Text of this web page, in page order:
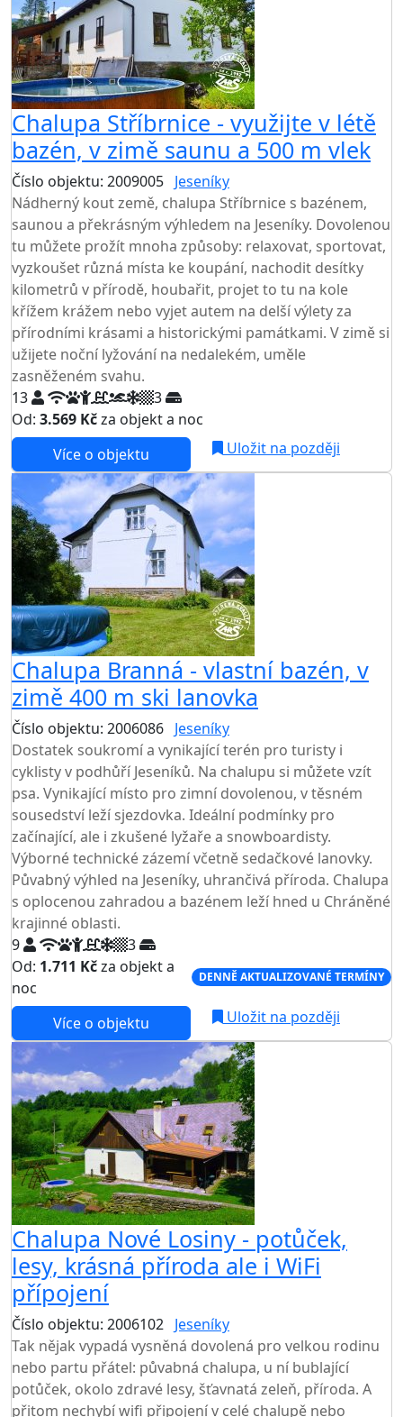
Chalupa Stříbrnice - využijte v létě
bazén, v zimě saunu a 500 m vlek
Číslo objektu: 2009005 Jeseníky
Nádherný kout země, chalupa Stříbrnice s bazénem,
saunou a překrásným výhledem na Jeseníky. Dovolenou
tu můžete prožít mnoha způsoby: relaxovat, sportovat,
vyzkoušet různá místa ke koupání, nachodit desítky
kilometrů v přírodě, houbařit, projet to tu na kole
křížem krážem nebo vyjet autem na delší výlety za
přírodními krásami a historickými památkami. V zimě si
užijete noční lyžování na nedalekém, uměle
zasněženém svahu.
13
3
Od: 3.569 Kčza objekt a noc
Více o objektu
Uložit na později
Chalupa Branná - vlastní bazén, v
zimě 400 m ski lanovka
Číslo objektu: 2006086 Jeseníky
Dostatek soukromí a vynikající terén pro turisty i
cyklisty v podhůří Jeseníků. Na chalupu si můžete vzít
psa. Vynikající místo pro zimní dovolenou, v těsném
sousedství leží sjezdovka. Ideální podmínky pro
začínající, ale i zkušené lyžaře a snowboardisty.
Výborné technické zázemí včetně sedačkové lanovky.
Půvabný výhled na Jeseníky, uhrančivá příroda. Chalupa
s oplocenou zahradou a bazénem leží hned u Chráněné
krajinné oblasti.
9
3
Od: 1.711 Kčza objekt a
noc
DENNĚ AKTUALIZOVANÉ TERMÍNY
Více o objektu Uložit na později
Chalupa Nové Losiny - potůček,
lesy, krásná příroda ale i WiFi
přípojení
Číslo objektu: 2006102 Jeseníky
Tak nějak vypadá vysněná dovolená pro velkou rodinu
nebo partu přátel: půvabná chalupa, u ní bublající
potůček, okolo zdravé lesy, šťavnatá zeleň, příroda. A
přitom nechybí wifi připojení v celé chalupě nebo